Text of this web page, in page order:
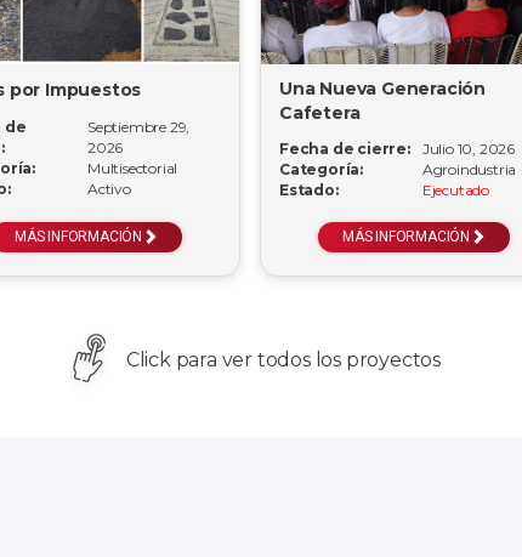
por Impuestos
de
Septiembre 29,
2026
Multisectorial
Activo
MÁS INFORMACIÓN
Una Nueva Generación
Cafetera
Fecha de cierre:
Categoría:
Estado:
Julio 10, 2026
Agroindustria
Ejecutado
MÁS INFORMACIÓN
Click para ver todos los proyectos